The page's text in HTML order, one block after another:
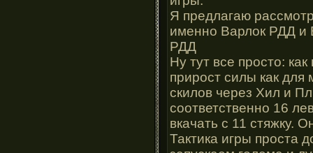
Я предлагаю
именно Варлок РДД
РДД
Ну тут все просто:
прирост силы как для
скилов через Хил и
соответственно 16
вкачать с 11 стяжку.
Тактика игры проста